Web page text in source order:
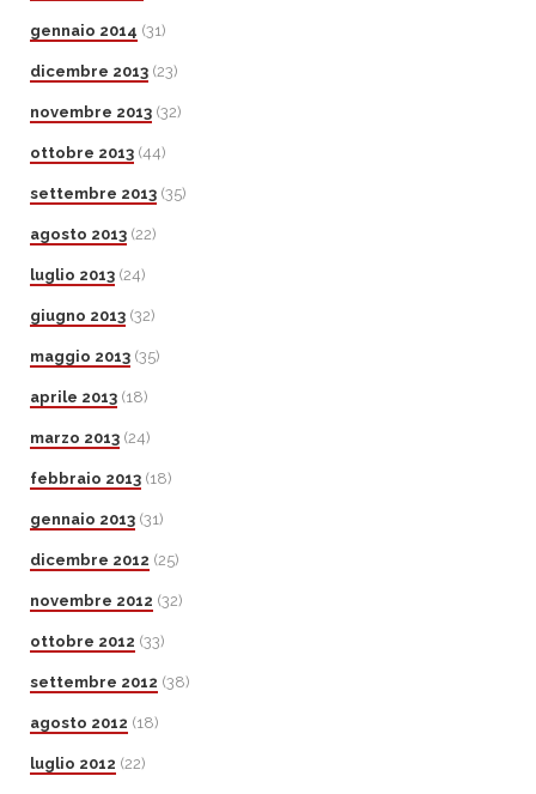
gennaio 2014 (31)
dicembre 2013 (23)
novembre 2013 (32)
ottobre 2013 (44)
settembre 2013 (35)
agosto 2013 (22)
luglio 2013 (24)
giugno 2013 (32)
maggio 2013 (35)
aprile 2013 (18)
marzo 2013 (24)
febbraio 2013 (18)
gennaio 2013 (31)
dicembre 2012 (25)
novembre 2012 (32)
ottobre 2012 (33)
settembre 2012 (38)
agosto 2012 (18)
luglio 2012 (22)